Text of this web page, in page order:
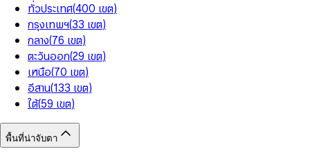
ทั่วประเทศ(400 เขต)
กรุงเทพฯ(33 เขต)
กลาง(76 เขต)
ตะวันออก(29 เขต)
เหนือ(70 เขต)
อีสาน(133 เขต)
ใต้(59 เขต)
พื้นที่น่าจับตา